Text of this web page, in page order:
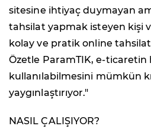
sitesine ihtiyaç duymayan
tahsilat yapmak isteyen kişi
kolay ve pratik online tahsilat
Özetle ParamTIK, e-ticaretin
kullanılabilmesini mümkün
yaygınlaştırıyor."
NASIL ÇALIŞIYOR?